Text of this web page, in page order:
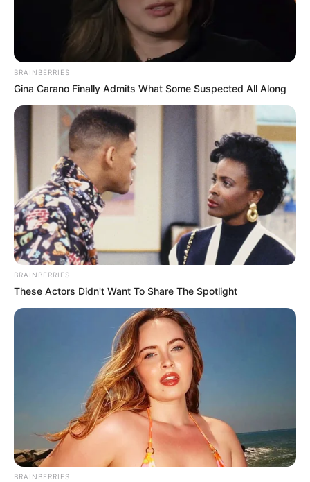
BRAINBERRIES
Gina Carano Finally Admits What Some Suspected All Along
BRAINBERRIES
These Actors Didn't Want To Share The Spotlight
BRAINBERRIES